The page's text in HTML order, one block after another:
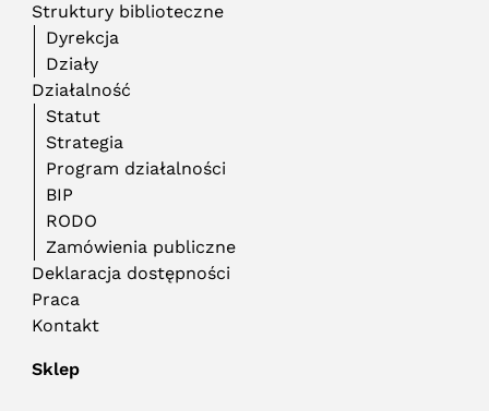
Struktury biblioteczne
Dyrekcja
Działy
Działalność
Statut
Strategia
Program działalności
BIP
RODO
Zamówienia publiczne
Deklaracja dostępności
Praca
Kontakt
Sklep